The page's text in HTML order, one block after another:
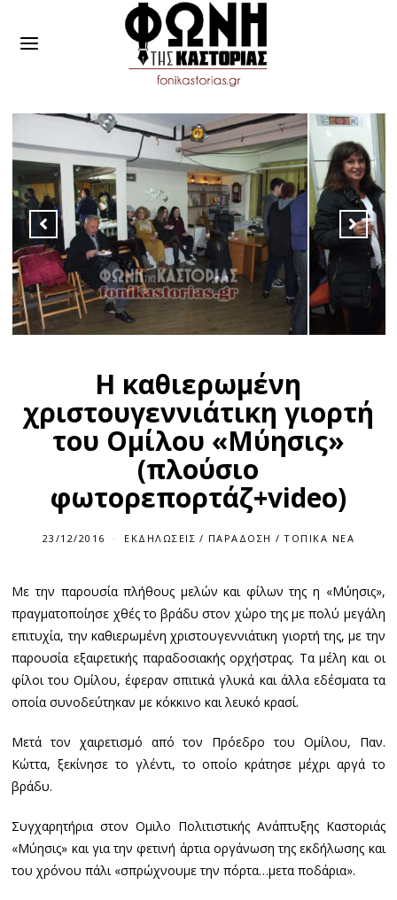
Η καθιερωμένη
χριστουγεννιάτικη γιορτή
του Ομίλου «Μύησις»
(πλούσιο
φωτορεπορτάζ+video)
23/12/2016 ΕΚΔΗΛΏΣΕΙΣ / ΠΑΡΆΔΟΣΗ / ΤΟΠΙΚΆ ΝΈΑ
Με την παρουσία πλήθους μελών και φίλων της η «Μύησις»,
πραγματοποίησε χθές το βράδυ στον χώρο της με πολύ μεγάλη
επιτυχία, την καθιερωμένη χριστουγεννιάτικη γιορτή της, με την
παρουσία εξαιρετικής παραδοσιακής ορχήστρας. Τα μέλη και οι
φίλοι του Ομίλου, έφεραν σπιτικά γλυκά και άλλα εδέσματα τα
οποία συνοδεύτηκαν με κόκκινο και λευκό κρασί.
Μετά τον χαιρετισμό από τον Πρόεδρο του Ομίλου, Παν.
Κώττα, ξεκίνησε το γλέντι, το οποίο κράτησε μέχρι αργά το
βράδυ.
Συγχαρητήρια στον Ομιλο Πολιτιστικής Ανάπτυξης Καστοριάς
«Μύησις» και για την φετινή άρτια οργάνωση της εκδήλωσης και
του χρόνου πάλι «σπρώχνουμε την πόρτα…μετα ποδάρια».